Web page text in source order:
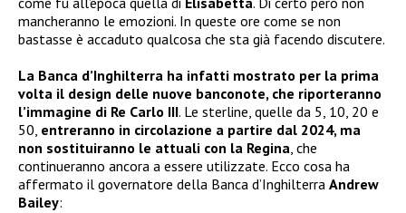
mancheranno le emozioni. In queste ore come se non
bastasse è accaduto qualcosa che sta già facendo discutere.
La Banca d’Inghilterra ha infatti mostrato per la prima
volta il design delle nuove banconote, che riporteranno
l’immagine di Re Carlo III. Le sterline, quelle da 5, 10, 20 e
50, entreranno in circolazione a partire dal 2024, ma
non sostituiranno le attuali con la Regina, che
continueranno ancora a essere utilizzate. Ecco cosa ha
affermato il governatore della Banca d’Inghilterra Andrew
Bailey: